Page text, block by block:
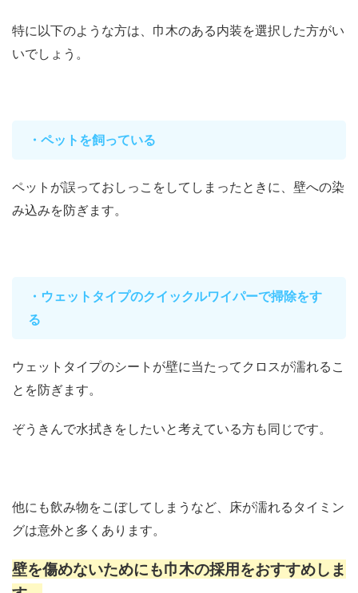
特に以下のような方は、巾木のある内装を選択した方がい
いでしょう。
・ペットを飼っている
ペットが誤っておしっこをしてしまったときに、壁への染
み込みを防ぎます。
・ウェットタイプのクイックルワイパーで掃除をす
る
ウェットタイプのシートが壁に当たってクロスが濡れるこ
とを防ぎます。
ぞうきんで水拭きをしたいと考えている方も同じです。
他にも飲み物をこぼしてしまうなど、床が濡れるタイミン
グは意外と多くあります。
壁を傷めないためにも巾木の採用をおすすめしま